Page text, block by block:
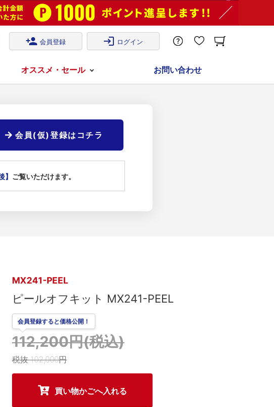
person_add 会員登録 login ログイン
オススメ・セール お問い合わせ
会員(仮)登録はコチラ
ご覧いただけます。
MX241-PEEL
ピールオフキット MX241-PEEL
112,200円(税込)
会員登録すると価格公開！
税抜 102,000円
買い物かごへ入れる